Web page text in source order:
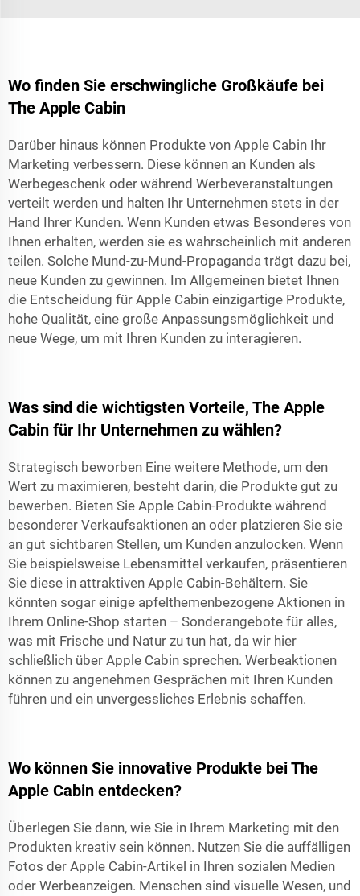
Wo finden Sie erschwingliche Großkäufe bei
The Apple Cabin
Darüber hinaus können Produkte von Apple Cabin Ihr
Marketing verbessern. Diese können an Kunden als
Werbegeschenk oder während Werbeveranstaltungen
verteilt werden und halten Ihr Unternehmen stets in der
Hand Ihrer Kunden. Wenn Kunden etwas Besonderes von
Ihnen erhalten, werden sie es wahrscheinlich mit anderen
teilen. Solche Mund-zu-Mund-Propaganda trägt dazu bei,
neue Kunden zu gewinnen. Im Allgemeinen bietet Ihnen
die Entscheidung für Apple Cabin einzigartige Produkte,
hohe Qualität, eine große Anpassungsmöglichkeit und
neue Wege, um mit Ihren Kunden zu interagieren.
Was sind die wichtigsten Vorteile, The Apple
Cabin für Ihr Unternehmen zu wählen?
Strategisch beworben Eine weitere Methode, um den
Wert zu maximieren, besteht darin, die Produkte gut zu
bewerben. Bieten Sie Apple Cabin-Produkte während
besonderer Verkaufsaktionen an oder platzieren Sie sie
an gut sichtbaren Stellen, um Kunden anzulocken. Wenn
Sie beispielsweise Lebensmittel verkaufen, präsentieren
Sie diese in attraktiven Apple Cabin-Behältern. Sie
könnten sogar einige apfelthemenbezogene Aktionen in
Ihrem Online-Shop starten – Sonderangebote für alles,
was mit Frische und Natur zu tun hat, da wir hier
schließlich über Apple Cabin sprechen. Werbeaktionen
können zu angenehmen Gesprächen mit Ihren Kunden
führen und ein unvergessliches Erlebnis schaffen.
Wo können Sie innovative Produkte bei The
Apple Cabin entdecken?
Überlegen Sie dann, wie Sie in Ihrem Marketing mit den
Produkten kreativ sein können. Nutzen Sie die auffälligen
Fotos der Apple Cabin-Artikel in Ihren sozialen Medien
oder Werbeanzeigen. Menschen sind visuelle Wesen, und